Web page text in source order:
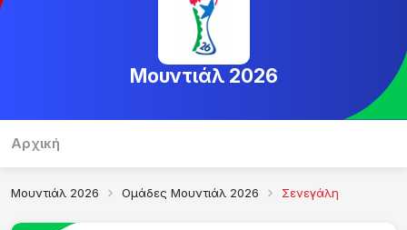
Μουντιάλ 2026
Αρχική
Μουντιάλ 2026 Ομάδες Μουντιάλ 2026 Σενεγάλη